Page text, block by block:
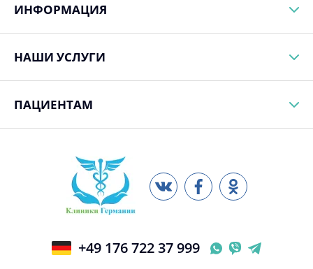
ИНФОРМАЦИЯ
НАШИ УСЛУГИ
ПАЦИЕНТАМ
+49 176 722 37 999